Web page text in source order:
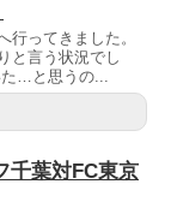
行ってきました。
と言う状況でし
…と思うの...
千葉対FC東京